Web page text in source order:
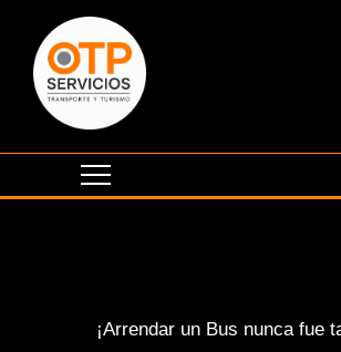
¡Arrendar un Bus nunca fue